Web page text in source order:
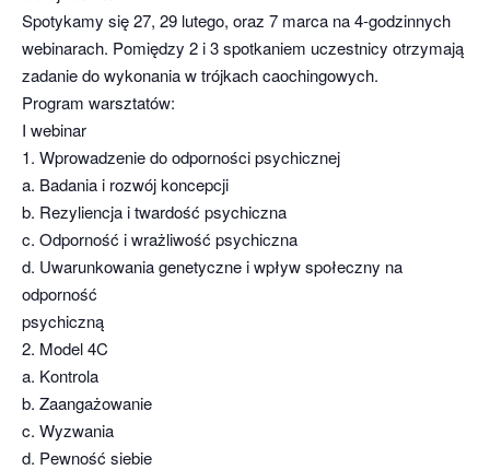
Spotykamy się 27, 29 lutego, oraz 7 marca na 4-godzinnych
webinarach. Pomiędzy 2 i 3 spotkaniem uczestnicy otrzymają
zadanie do wykonania w trójkach caochingowych.
Program warsztatów:
I webinar
1. Wprowadzenie do odporności psychicznej
a. Badania i rozwój koncepcji
b. Rezyliencja i twardość psychiczna
c. Odporność i wrażliwość psychiczna
d. Uwarunkowania genetyczne i wpływ społeczny na
odporność
psychiczną
2. Model 4C
a. Kontrola
b. Zaangażowanie
c. Wyzwania
d. Pewność siebie